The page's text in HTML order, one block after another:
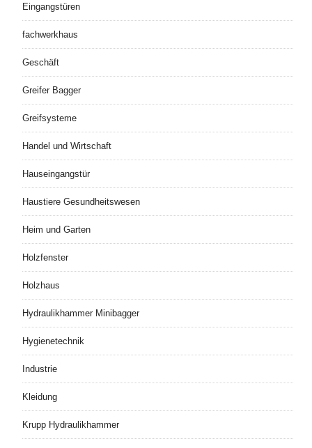
Eingangstüren
fachwerkhaus
Geschäft
Greifer Bagger
Greifsysteme
Handel und Wirtschaft
Hauseingangstür
Haustiere Gesundheitswesen
Heim und Garten
Holzfenster
Holzhaus
Hydraulikhammer Minibagger
Hygienetechnik
Industrie
Kleidung
Krupp Hydraulikhammer